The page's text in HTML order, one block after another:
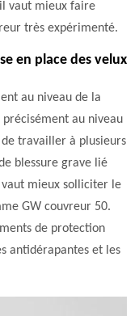
vaut mieux faire
très expérimenté.
en place des velux
au niveau de la
au niveau
travailler à plusieurs
blessure grave lié
mieux solliciter le
GW couvreur 50.
de protection
antidérapantes et les